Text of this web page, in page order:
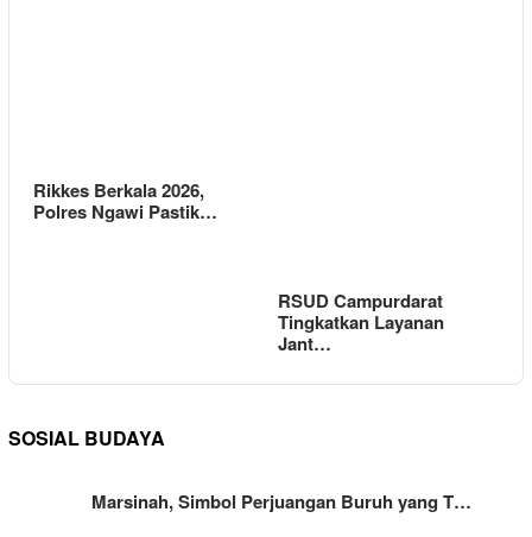
Rikkes Berkala 2026,
Polres Ngawi Pastik…
RSUD Campurdarat
Tingkatkan Layanan
Jant…
SOSIAL BUDAYA
Marsinah, Simbol Perjuangan Buruh yang T…